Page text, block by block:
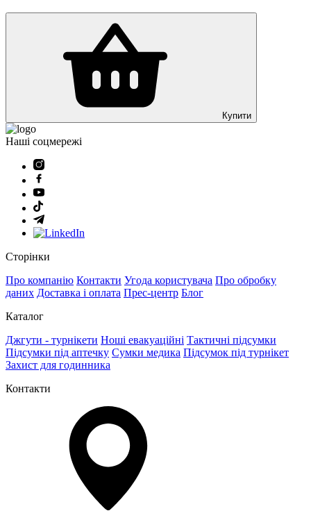
Купити
Наші соцмережі
Сторінки
Про компанію Контакти Угода користувача Про обробку
даних Доставка і оплата Прес-центр Блог
Каталог
Джгути - турнікети Ноші евакуаційні Тактичні підсумки
Підсумки під аптечку Сумки медика Підсумок під турнікет
Захист для годинника
Контакти